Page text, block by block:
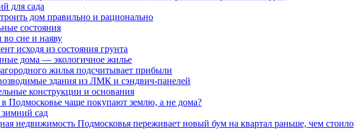
для сада
дом правильно и рационально
состояния
во сне и наяву
исходя из состояния грунта
дома — экологичное жилье
жилья подсчитывает прибыли
здания из ЛМК и сэндвич-панелей
конструкции и основания
Подмосковье чаще покупают землю, а не дома?
сад
недвижимость Подмосковья переживает новый бум на квартал раньше, чем стоило